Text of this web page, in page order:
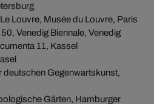
Louvre, Musée du Louvre, Paris
Venedig Biennale, Venedig
11, Kassel
deutschen Gegenwartskunst,
Gärten, Hamburger